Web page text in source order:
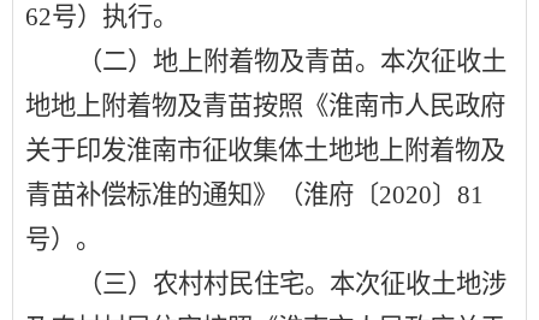
62号）执行。
（二）地上附着物及青苗。 本次征收土
地地上附着物及青苗按照《淮南市人民政府
关于印发淮南市征收集体土地地上 附着物及
青苗补偿标准的通知》（淮府〔2020〕 81
号）。
（三）农村村民住宅。 本次征收土地涉